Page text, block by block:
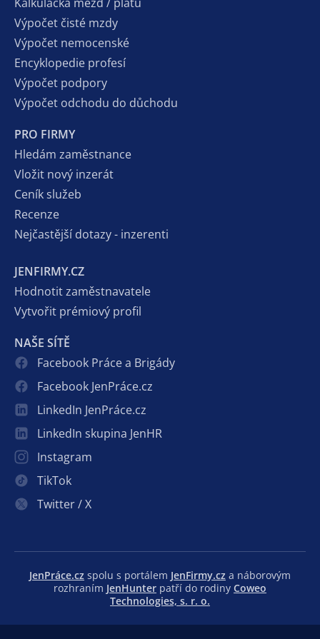
Výpočet čisté mzdy
Výpočet nemocenské
Encyklopedie profesí
Výpočet podpory
Výpočet odchodu do důchodu
PRO FIRMY
Hledám zaměstnance
Vložit nový inzerát
Ceník služeb
Recenze
Nejčastější dotazy - inzerenti
JENFIRMY.CZ
Hodnotit zaměstnavatele
Vytvořit prémiový profil
NAŠE SÍTĚ
Facebook Práce a Brigády
Facebook JenPráce.cz
LinkedIn JenPráce.cz
LinkedIn skupina JenHR
Instagram
TikTok
Twitter / X
JenPráce.cz spolu s portálem JenFirmy.cz a náborovým
rozhraním JenHunter patří do rodiny Coweo
Technologies, s. r. o.